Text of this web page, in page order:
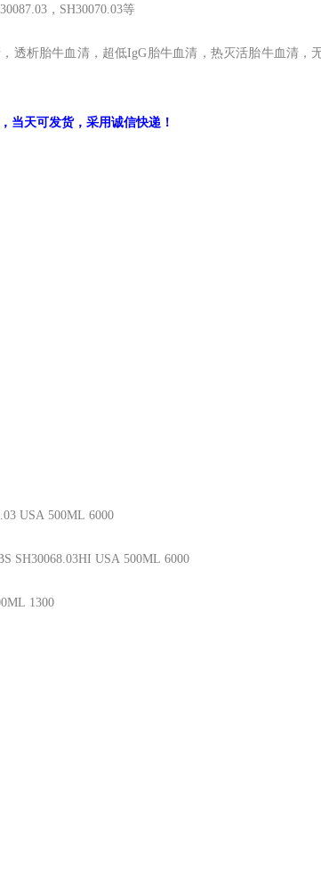
，SH30070.03等
透析胎牛血清，超低IgG胎牛血清，热灭活胎牛血清，
当天可发货，采用诚信快递！
USA 500ML 6000
SH30068.03HI USA 500ML 6000
1300